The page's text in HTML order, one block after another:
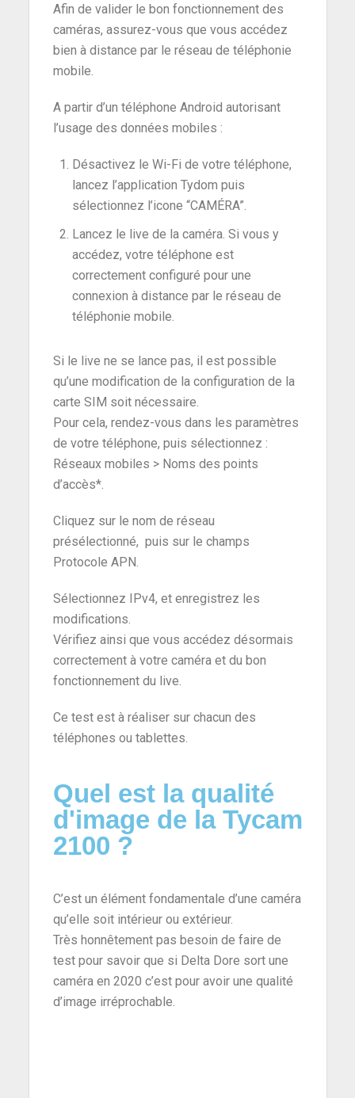
Afin de valider le bon fonctionnement des
caméras, assurez-vous que vous accédez
bien à distance par le réseau de téléphonie
mobile.
A partir d’un téléphone Android autorisant
l’usage des données mobiles :
Désactivez le Wi-Fi de votre téléphone,
lancez l’application Tydom puis
sélectionnez l’icone “CAMÉRA”.
Lancez le live de la caméra. Si vous y
accédez, votre téléphone est
correctement configuré pour une
connexion à distance par le réseau de
téléphonie mobile.
Si le live ne se lance pas, il est possible
qu’une modification de la configuration de la
carte SIM soit nécessaire.
Pour cela, rendez-vous dans les paramètres
de votre téléphone, puis sélectionnez :
Réseaux mobiles > Noms des points
d’accès*.
Cliquez sur le nom de réseau
présélectionné, puis sur le champs
Protocole APN.
Sélectionnez IPv4, et enregistrez les
modifications.
Vérifiez ainsi que vous accédez désormais
correctement à votre caméra et du bon
fonctionnement du live.
Ce test est à réaliser sur chacun des
téléphones ou tablettes.
Quel est la qualité
d'image de la Tycam
2100 ?
C’est un élément fondamentale d’une caméra
qu’elle soit intérieur ou extérieur.
Très honnêtement pas besoin de faire de
test pour savoir que si Delta Dore sort une
caméra en 2020 c’est pour avoir une qualité
d’image irréprochable.